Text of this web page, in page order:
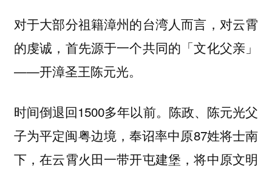
对于大部分祖籍漳州的台湾人而言，对云霄
的虔诚，首先源于一个共同的「文化父亲」
——开漳圣王陈元光。
时间倒退回1500多年以前。陈政、陈元光父
子为平定闽粤边境，奉诏率中原87姓将士南
下，在云霄火田一带开屯建堡，将中原文明